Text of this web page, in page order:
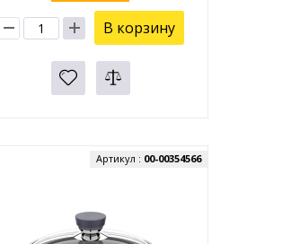
В корзину
Артикул : 00-00354566